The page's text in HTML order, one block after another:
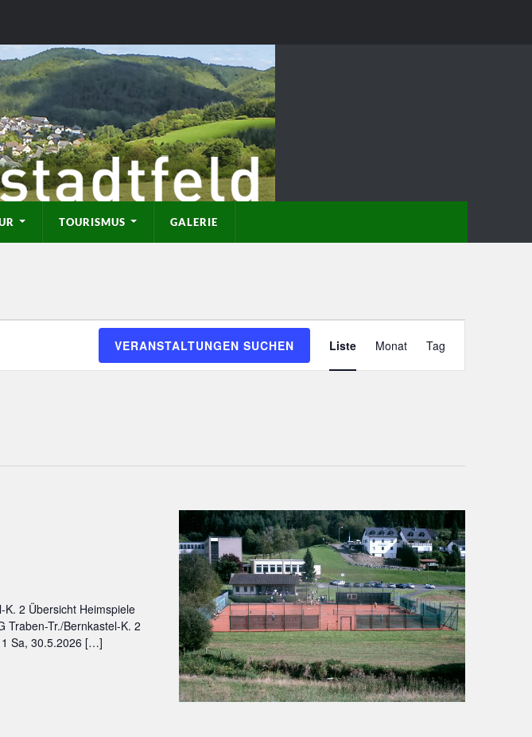
TOURISMUS GALERIE
VERANSTALTUNGEN SUCHEN
Ansichten-
Liste Monat Tag
K. 2 Übersicht Heimspiele
Traben-Tr./Bernkastel-K. 2
1 Sa, 30.5.2026 […]